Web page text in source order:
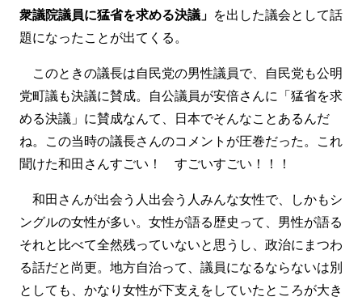
衆議院議員に猛省を求める決議」 を出した議会として話
題になったことが出てくる。
このときの議長は自民党の男性議員で、自民党も公明
党町議も決議に賛成。自公議員が安倍さんに「猛省を求
める決議」に賛成なんて、日本でそんなことあるんだ
ね。この当時の議長さんのコメントが圧巻だった。これ
聞けた和田さんすごい！ すごいすごい！！！
和田さんが出会う人出会う人みんな女性で、しかもシ
ングルの女性が多い。女性が語る歴史って、男性が語る
それと比べて全然残っていないと思うし、政治にまつわ
る話だと尚更。地方自治って、議員になるならないは別
としても、かなり女性が下支えをしていたところが大き